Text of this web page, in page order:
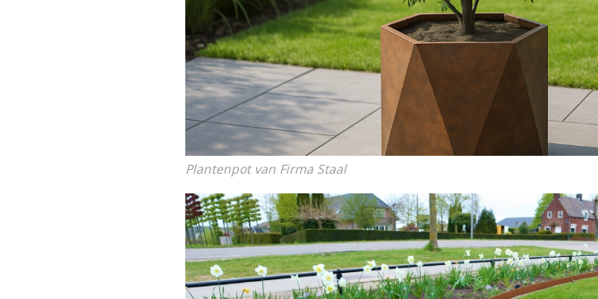
Plantenpot van Firma Staal